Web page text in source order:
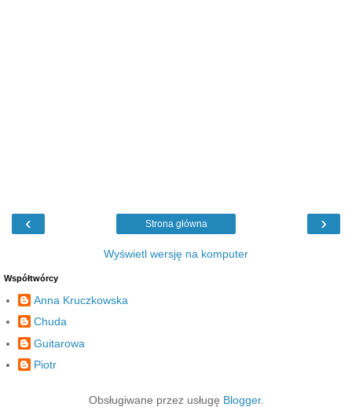
‹ ›
Strona główna
Wyświetl wersję na komputer
Współtwórcy
Anna Kruczkowska
Chuda
Guitarowa
Piotr
Obsługiwane przez usługę Blogger.